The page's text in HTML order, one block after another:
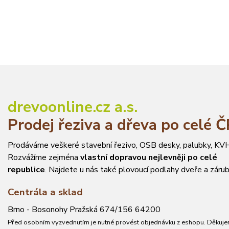
drevoonline.cz a.s.
Prodej řeziva a dřeva po celé
Prodáváme veškeré stavební řezivo, OSB desky, palubky,
Rozvážíme zejména vlastní dopravou nejlevněji po celé
republice. Najdete u nás také plovoucí podlahy dveře a
Centrála a sklad
Brno - Bosonohy Pražská 674/156 64200
Před osobním vyzvednutím je nutné provést objednávku z eshopu.